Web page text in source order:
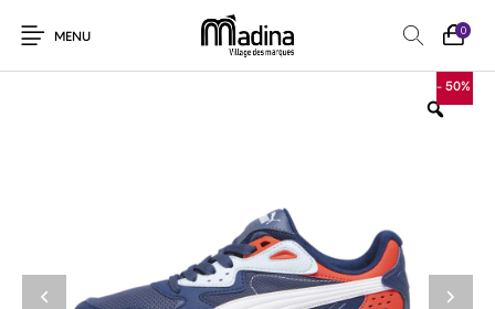
MENU
0
- 50%